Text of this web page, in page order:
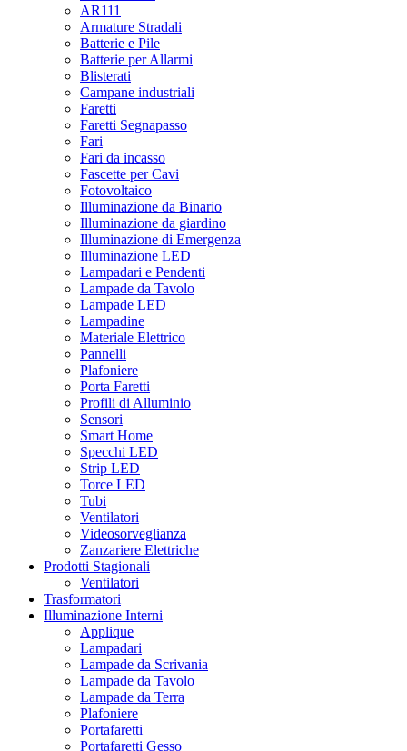
AR111
Armature Stradali
Batterie e Pile
Batterie per Allarmi
Blisterati
Campane industriali
Faretti
Faretti Segnapasso
Fari
Fari da incasso
Fascette per Cavi
Fotovoltaico
Illuminazione da Binario
Illuminazione da giardino
Illuminazione di Emergenza
Illuminazione LED
Lampadari e Pendenti
Lampade da Tavolo
Lampade LED
Lampadine
Materiale Elettrico
Pannelli
Plafoniere
Porta Faretti
Profili di Alluminio
Sensori
Smart Home
Specchi LED
Strip LED
Torce LED
Tubi
Ventilatori
Videosorveglianza
Zanzariere Elettriche
Prodotti Stagionali
Ventilatori
Trasformatori
Illuminazione Interni
Applique
Lampadari
Lampade da Scrivania
Lampade da Tavolo
Lampade da Terra
Plafoniere
Portafaretti
Portafaretti Gesso